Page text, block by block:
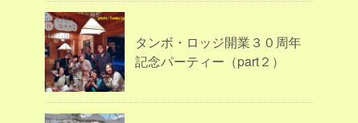
タンボ・ロッジ開業３０周年
記念パーティー（part２）